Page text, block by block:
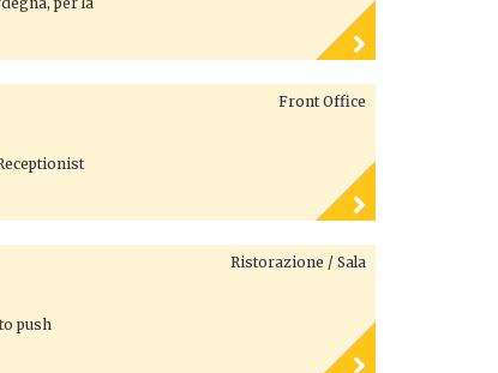
Front Office
Ristorazione / Sala
push